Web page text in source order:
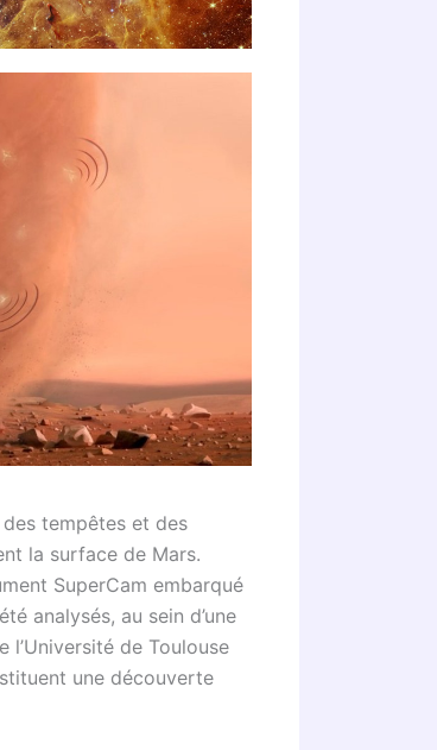
tempêtes et des
la surface de Mars.
SuperCam embarqué
analysés, au sein d’une
l’Université de Toulouse
une découverte